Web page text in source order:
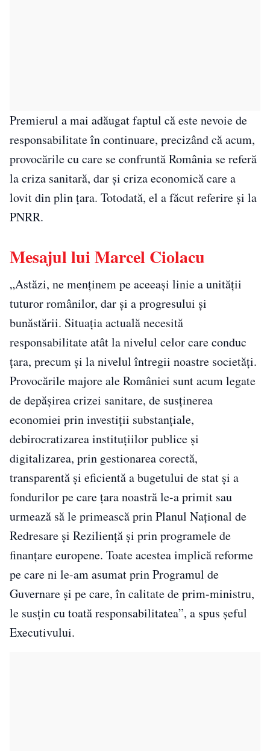
Premierul a mai adăugat faptul că este nevoie de
responsabilitate în continuare, precizând că acum,
provocările cu care se confruntă România se referă
la criza sanitară, dar și criza economică care a
lovit din plin țara. Totodată, el a făcut referire și la
PNRR.
Mesajul lui Marcel Ciolacu
„Astăzi, ne menţinem pe aceeaşi linie a unităţii
tuturor românilor, dar şi a progresului şi
bunăstării. Situaţia actuală necesită
responsabilitate atât la nivelul celor care conduc
ţara, precum şi la nivelul întregii noastre societăţi.
Provocările majore ale României sunt acum legate
de depăşirea crizei sanitare, de susţinerea
economiei prin investiţii substanţiale,
debirocratizarea instituţiilor publice şi
digitalizarea, prin gestionarea corectă,
transparentă şi eficientă a bugetului de stat şi a
fondurilor pe care ţara noastră le-a primit sau
urmează să le primească prin Planul Naţional de
Redresare şi Rezilienţă şi prin programele de
finanţare europene. Toate acestea implică reforme
pe care ni le-am asumat prin Programul de
Guvernare şi pe care, în calitate de prim-ministru,
le susţin cu toată responsabilitatea”, a spus şeful
Executivului.